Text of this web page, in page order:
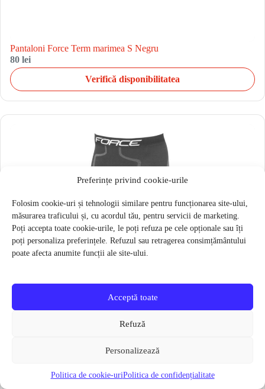
Preferințe privind cookie-urile
Folosim cookie-uri și tehnologii similare pentru funcționarea site-ului,
măsurarea traficului și, cu acordul tău, pentru servicii de marketing.
Poți accepta toate cookie-urile, le poți refuza pe cele opționale sau îți
poți personaliza preferințele. Refuzul sau retragerea consimțământului
poate afecta anumite funcții ale site-ului.
Acceptă toate
Refuză
Personalizează
Politica de cookie-uriPolitica de confidențialitate
Pantaloni Force Term marimea S Negru
80 lei
Verifică disponibilitatea
Pantaloni functionali Force Frost marime L-XL Negru